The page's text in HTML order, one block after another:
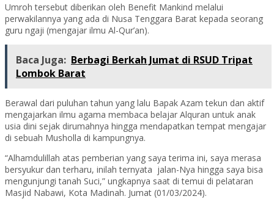
Umroh tersebut diberikan oleh Benefit Mankind melalui
perwakilannya yang ada di Nusa Tenggara Barat kepada seorang
guru ngaji (mengajar ilmu Al-Qur’an).
Baca Juga: Berbagi Berkah Jumat di RSUD Tripat
Lombok Barat
Berawal dari puluhan tahun yang lalu Bapak Azam tekun dan aktif
mengajarkan ilmu agama membaca belajar Alquran untuk anak
usia dini sejak dirumahnya hingga mendapatkan tempat mengajar
di sebuah Musholla di kampungnya.
“Alhamdulillah atas pemberian yang saya terima ini, saya merasa
bersyukur dan terharu, inilah ternyata jalan-Nya hingga saya bisa
mengunjungi tanah Suci,” ungkapnya saat di temui di pelataran
Masjid Nabawi, Kota Madinah. Jumat (01/03/2024).